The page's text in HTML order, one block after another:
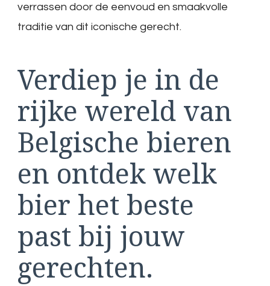
verrassen door de eenvoud en smaakvolle
traditie van dit iconische gerecht.
Verdiep je in de
rijke wereld van
Belgische bieren
en ontdek welk
bier het beste
past bij jouw
gerechten.